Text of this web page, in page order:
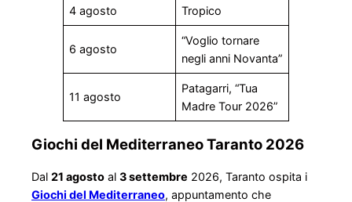
4 agosto Tropico
6 agosto
“Voglio tornare
negli anni Novanta”
11 agosto
Patagarri, “Tua
Madre Tour 2026”
Giochi del Mediterraneo Taranto 2026
Dal 21 agosto al 3 settembre 2026, Taranto ospita i
Giochi del Mediterraneo, appuntamento che